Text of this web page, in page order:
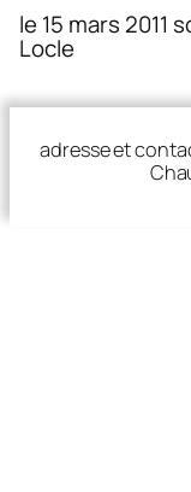
le 15 mars 2011
Locle
adresse et